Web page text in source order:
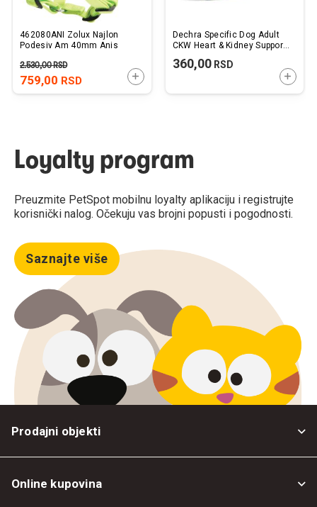
462080ANI Zolux Najlon
Podesiv Am 40mm Anis
759,00 RSD
2.530,00RSD
DODAJTE U KORPU
Dechra Specific Dog Adult
CKW Heart & Kidney Support
360,00RSD
Loyalty program
Preuzmite PetSpot mobilnu loyalty aplikaciju i registrujte
korisnički nalog. Očekuju vas brojni popusti i pogodnosti.
Saznajte više
Prodajni objekti
Online kupovina